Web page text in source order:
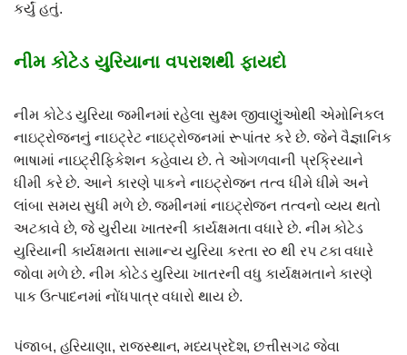
કર્યું હતું.
નીમ કોટેડ યુરિયાના વપરાશથી ફાયદો
નીમ કોટેડ યુરિયા જમીનમાં રહેલા સુક્ષ્મ જીવાણુંઓથી એમોનિકલ
નાઇટ્રોજનનું નાઇટ્રેટ નાઇટ્રોજનમાં રૂપાંતર કરે છે. જેને વૈજ્ઞાનિક
ભાષામાં નાઇટ્રીફિકેશન કહેવાય છે. તે ઓગળવાની પ્રક્રિયાને
ધીમી કરે છે. આને કારણે પાકને નાઇટ્રોજન તત્વ ધીમે ધીમે અને
લાંબા સમય સુધી મળે છે. જમીનમાં નાઇટ્રોજન તત્વનો વ્યય થતો
અટકાવે છે, જે યુરીયા ખાતરની કાર્યક્ષમતા વધારે છે. નીમ કોટેડ
યુરિયાની કાર્યક્ષમતા સામાન્ય યુરિયા કરતા ર૦ થી રપ ટકા વધારે
જોવા મળે છે. નીમ કોટેડ યુરિયા ખાતરની વધુ કાર્યક્ષમતાને કારણે
પાક ઉત્પાદનમાં નોંધપાત્ર વધારો થાય છે.
પંજાબ, હરિયાણા, રાજસ્થાન, મધ્યપ્રદેશ, છત્તીસગઢ જેવા